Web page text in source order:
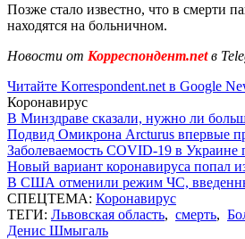
Позже стало известно, что в смерти
находятся на больничном.
Новости от Корреспондент.netв
Читайте Korrespondent.net в Google
Коронавирус
В Минздраве сказали, нужно ли
Подвид Омикрона Arcturus впервые
Заболеваемость COVID-19 в Украине
Новый вариант коронавируса попал
В США отменили режим ЧС,
СПЕЦТЕМА: Коронавирус
ТЕГИ: Львовская область, смерть,
Денис Шмыгаль